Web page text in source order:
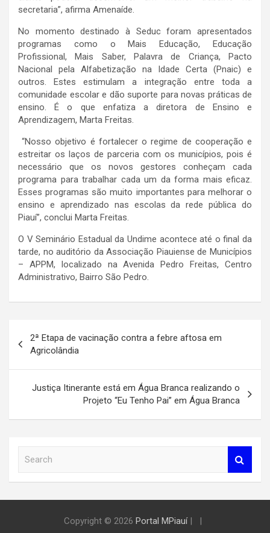
secretaria”, afirma Amenaíde.
No momento destinado à Seduc foram apresentados
programas como o Mais Educação, Educação
Profissional, Mais Saber, Palavra de Criança, Pacto
Nacional pela Alfabetização na Idade Certa (Pnaic) e
outros. Estes estimulam a integração entre toda a
comunidade escolar e dão suporte para novas práticas de
ensino. É o que enfatiza a diretora de Ensino e
Aprendizagem, Marta Freitas.
“Nosso objetivo é fortalecer o regime de cooperação e
estreitar os laços de parceria com os municípios, pois é
necessário que os novos gestores conheçam cada
programa para trabalhar cada um da forma mais eficaz.
Esses programas são muito importantes para melhorar o
ensino e aprendizado nas escolas da rede pública do
Piauí”, conclui Marta Freitas.
O V Seminário Estadual da Undime acontece até o final da
tarde, no auditório da Associação Piauiense de Municípios
– APPM, localizado na Avenida Pedro Freitas, Centro
Administrativo, Bairro São Pedro.
de
Post
2ª Etapa de vacinação contra a febre aftosa em
Agricolândia
Justiça Itinerante está em Água Branca realizando o
Projeto “Eu Tenho Pai” em Água Branca
c
Copyright © 2026 Portal MPiauí|